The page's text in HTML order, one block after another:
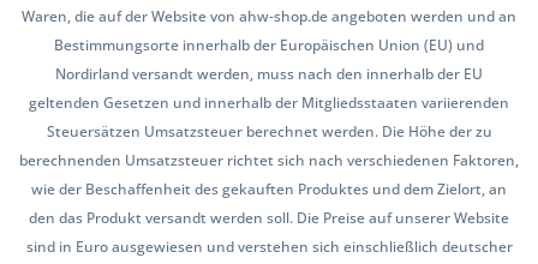
Waren, die auf der Website von ahw-shop.de angeboten werden und an
Bestimmungsorte innerhalb der Europäischen Union (EU) und
Nordirland versandt werden, muss nach den innerhalb der EU
geltenden Gesetzen und innerhalb der Mitgliedsstaaten variierenden
Steuersätzen Umsatzsteuer berechnet werden. Die Höhe der zu
berechnenden Umsatzsteuer richtet sich nach verschiedenen Faktoren,
wie der Beschaffenheit des gekauften Produktes und dem Zielort, an
den das Produkt versandt werden soll. Die Preise auf unserer Website
sind in Euro ausgewiesen und verstehen sich einschließlich deutscher